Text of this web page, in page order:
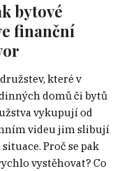
bytové
finanční
které v
domů či bytů
vykupují od
videu jim slibují
Proč se pak
vystěhovat? Co